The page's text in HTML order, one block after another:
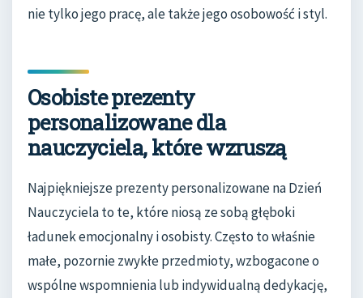
nie tylko jego pracę, ale także jego osobowość i styl.
Osobiste prezenty
personalizowane dla
nauczyciela, które wzruszą
Najpiękniejsze prezenty personalizowane na Dzień
Nauczyciela to te, które niosą ze sobą głęboki
ładunek emocjonalny i osobisty. Często to właśnie
małe, pozornie zwykłe przedmioty, wzbogacone o
wspólne wspomnienia lub indywidualną dedykację,